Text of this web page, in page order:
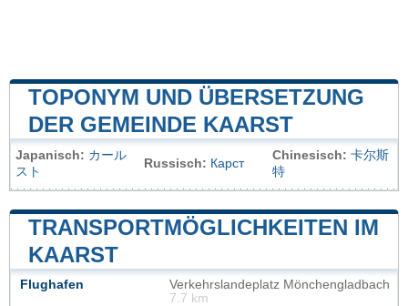
TOPONYM UND ÜBERSETZUNG
DER GEMEINDE KAARST
Japanisch: カール
スト
Russisch: Карст
Chinesisch: 卡尔斯
特
TRANSPORTMÖGLICHKEITEN IM
KAARST
Flughafen
Verkehrslandeplatz Mönchengladbach
7.7 km